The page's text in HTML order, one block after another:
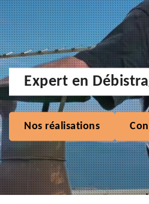
Expert en
Nos réalisations